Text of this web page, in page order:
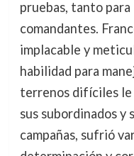
pruebas, tanto para
comandantes.
implacable y
habilidad para
terrenos difíciles
sus subordinados y
campañas, sufrió